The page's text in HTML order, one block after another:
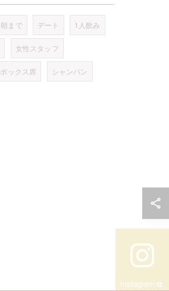
朝まで デート 1人飲み
女性スタッフ
ボックス席 シャンパン
Instagram